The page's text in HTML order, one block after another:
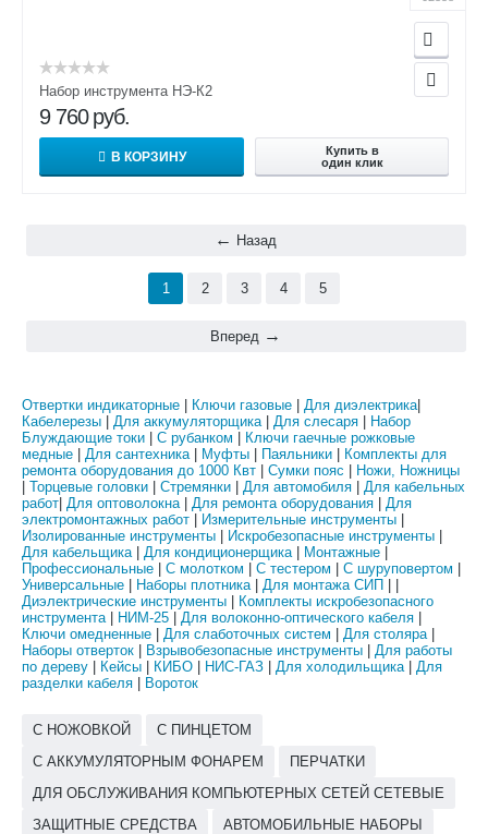
Набор инструмента НЭ-К2
9 760 руб.
В КОРЗИНУ
Купить в
один клик
Назад
1 2 3 4 5
Вперед
Отвертки индикаторные Ключи газовые Для диэлектрика
Кабелерезы
Для аккумуляторщика Для слесаря
Набор
Блуждающие токи
С рубанком
Ключи гаечные рожковые
медные
Для сантехника Муфты Паяльники
Комплекты для
ремонта оборудования до 1000 Квт
Сумки пояс
Ножи, Ножницы
Торцевые головки Стремянки Для автомобиля
Для кабельных
работ Для оптоволокна Для ремонта оборудования
Для
электромонтажных работ
Измерительные инструменты
Изолированные инструменты
Искробезопасные инструменты
Для кабельщика
Для кондиционерщика Монтажные
Профессиональные
С молотком С тестером С шуруповертом
Универсальные
Наборы плотника Для монтажа СИП
Диэлектрические инструменты
Комплекты искробезопасного
инструмента
НИМ-25 Для волоконно-оптического кабеля
Ключи омедненные
Для слаботочных систем Для столяра
Наборы отверток
Взрывобезопасные инструменты
Для работы
по дереву
Кейсы КИБО НИС-ГАЗ Для холодильщика
Для
разделки кабеля
Вороток
С НОЖОВКОЙ
С ПИНЦЕТОМ
С АККУМУЛЯТОРНЫМ ФОНАРЕМ
ПЕРЧАТКИ
ДЛЯ ОБСЛУЖИВАНИЯ КОМПЬЮТЕРНЫХ СЕТЕЙ СЕТЕВЫЕ
ЗАЩИТНЫЕ СРЕДСТВА
АВТОМОБИЛЬНЫЕ НАБОРЫ